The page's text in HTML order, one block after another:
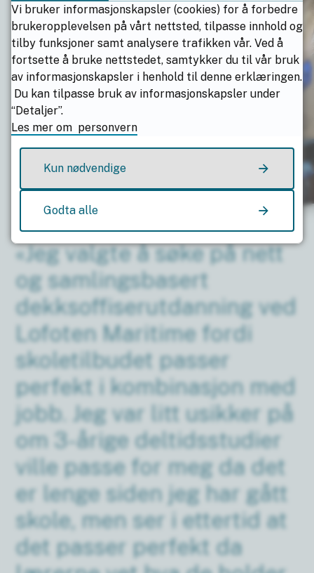
«Jeg valgte å søke på nett
og samlingsbasert
dekksoffiserutdanning ved
Lofoten Maritime fordi
skoletilbudet passer
perfekt i kombinasjon med
jobb. Jeg var litt usikker på
om 3-årige deltidsstudier
ville passe for meg da det
er lenge siden jeg har gått
skole, men ser i ettertid at
det passer perfekt da
Vi bruker informasjonskapsler (cookies) for å forbedre
brukeropplevelsen på vårt nettsted, tilpasse innhold og
tilby funksjoner samt analysere trafikken vår. Ved å
fortsette å bruke nettstedet, samtykker du til vår bruk
av informasjonskapsler i henhold til denne erklæringen.
Du kan tilpasse bruk av informasjonskapsler under
“Detaljer”.
Les mer om personvern
Kun nødvendige
Godta alle